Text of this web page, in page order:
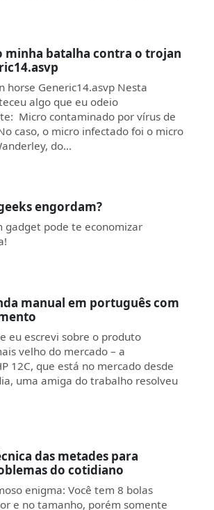
minha batalha contra o trojan
horse Generic14.asvp Nesta
algo que eu odeio
Micro contaminado por vírus de
caso, o micro infectado foi o micro
do…
engordam?
gadget pode te economizar
manual em português com
eu escrevi sobre o produto
velho do mercado – a
12C, que está no mercado desde
uma amiga do trabalho resolveu
das metades para
do cotidiano
enigma: Você tem 8 bolas
e no tamanho, porém somente